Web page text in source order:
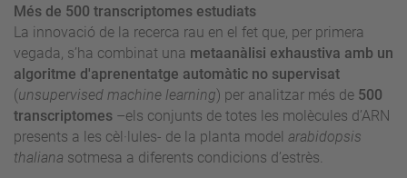
Més de 500 transcriptomes estudiats
La innovació de la recerca rau en el fet que, per primera
vegada, s’ha combinat una metaanàlisi exhaustiva amb un
algoritme d'aprenentatge automàtic no supervisat
(unsupervised machine learning) per analitzar més de 500
transcriptomes –els conjunts de totes les molècules d’ARN
presents a les cèl·lules- de la planta model arabidopsis
thaliana sotmesa a diferents condicions d’estrès.